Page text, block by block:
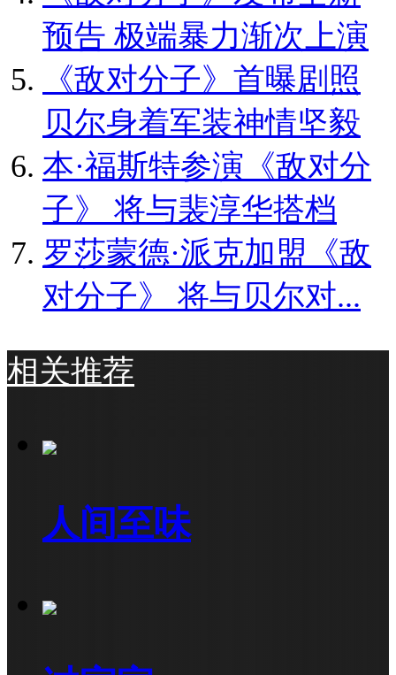
预告 极端暴力渐次上演
《敌对分子》首曝剧照
贝尔身着军装神情坚毅
本·福斯特参演《敌对分
子》 将与裴淳华搭档
罗莎蒙德·派克加盟《敌
对分子》 将与贝尔对...
相关推荐
人间至味